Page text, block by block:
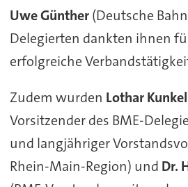
Uwe Günther(Deutsche
Delegierten dankten ihnen
erfolgreiche
Zudem wurden Lothar Kunkel
Vorsitzender des BME-
und langjähriger
Rhein-Main-Region) und Dr.